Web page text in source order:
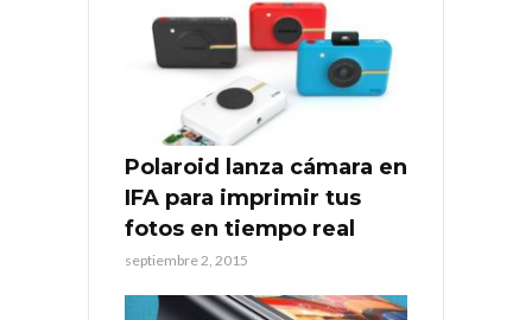
Polaroid lanza cámara en
IFA para imprimir tus
fotos en tiempo real
septiembre 2, 2015